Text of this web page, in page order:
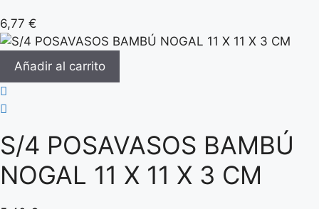
6,77 €
Añadir al carrito
S/4 POSAVASOS BAMBÚ
NOGAL 11 X 11 X 3 CM